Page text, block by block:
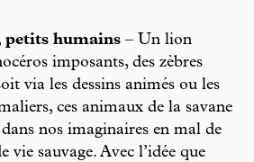
petits humains – Un lion
imposants, des zèbres
via les dessins animés ou les
ces animaux de la savane
nos imaginaires en mal de
vie sauvage. Avec l’idée que